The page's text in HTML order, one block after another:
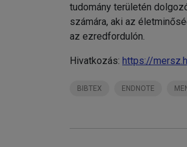
tudomány területén
számára, aki az
az ezredfordulón.
Hivatkozás: https://
BIBTEX ENDNOTE